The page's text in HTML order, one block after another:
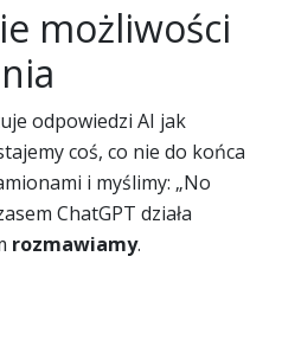
możliwości
odpowiedzi AI jak
coś, co nie do końca
i myślimy: „No
ChatGPT działa
rozmawiamy.